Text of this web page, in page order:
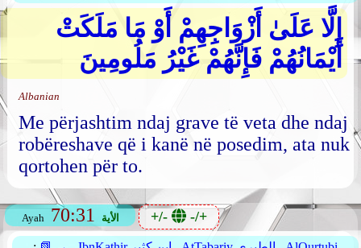
إِلَّا عَلَىٰ أَزْوَاجِهِمْ أَوْ مَا مَلَكَتْ
أَيْمَانُهُمْ فَإِنَّهُمْ غَيْرُ مَلُومِينَ
Albanian
Me përjashtim ndaj grave të veta dhe ndaj
robëreshave që i kanë në posedim, ata nuk
qortohen për to.
Ayah 70:31 الأية +/- -/+